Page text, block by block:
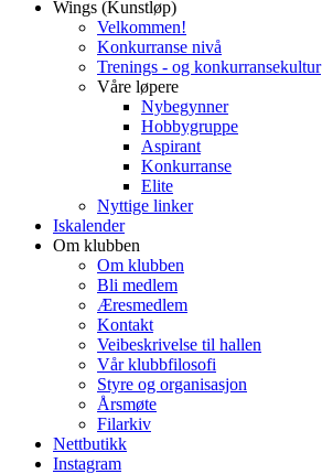
Wings (Kunstløp)
Velkommen!
Konkurranse nivå
Trenings - og konkurransekultur
Våre løpere
Nybegynner
Hobbygruppe
Aspirant
Konkurranse
Elite
Nyttige linker
Iskalender
Om klubben
Om klubben
Bli medlem
Æresmedlem
Kontakt
Veibeskrivelse til hallen
Vår klubbfilosofi
Styre og organisasjon
Årsmøte
Filarkiv
Nettbutikk
Instagram